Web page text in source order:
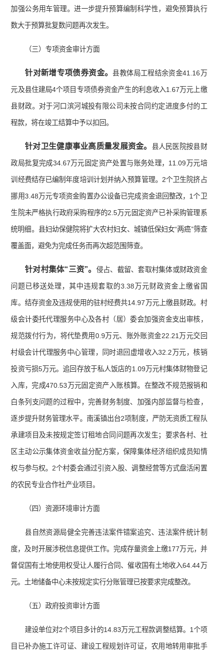
加强公务用车管理。进一步提升预算编制科学性，避免预算执行
数大于预算批复数问题再次发生。
（三）专项资金审计方面
针对新增专项债券资金。县教体局工程结余资金41.16万
元及县住建局4个项目专项债券资金产生的利息收入1.67万元上缴
县财政。对于河口滨河城投有限公司未按合同约定进度多付的工
程款，将在竣工结算中予以扣回。
针对卫生健康事业高质量发展资金。 县人民医院按县财
政局批复完成34.67万元固定资产处置与账务处理，11.09万元培
训经费结存已编制年度培训计划并纳入预算管理。2个卫生院挤占
挪用3.48万元专项资金购置办公设备已完成资金退回整改，1个卫
生院未严格执行政府采购程序的2.5万元固定资产已补采购管理系
统明细。县妇幼保健院将扩大农村妇女、城镇低保妇女“两癌”筛查
覆盖面，避免为完成任务而再次超范围筛查。
针对村集体“三资”。 侵占、截留、套取村集体或财政资金
问题已移送处理，其中违规套取的3.38万元财政资金上缴省国
库。结存资金及违规使用的驻村经费共14.97万元上缴县财政。村
级会计委托代理服务中心及各村（居）委会加强资金支出审核，
规范拨付行为，将代垫费用0.9万元、账外账资金22.21万元交回
村级会计代理服务中心管理，同时退回虚增收入32.2万元，核销
投资亏损5万元。追回存放于私人饭店的1.09万元村集体财物登记
入库，完成470.53万元固定资产入账核算。在整改不规范报销和
白条列支问题的过程中，完善财务制度、加强内部监督与检查，
逐步提升财务管理水平。南溪镇出台2项制度，严防无资质工程队
承建项目及未按规定签订租地合同问题再次发生；要求各村、社
区主动公示集体资金收益分配方案，保障集体经济组织成员知情
权与参与权。2个村委会通过引资入股、调整经营等方式盘活闲置
的农民专业合作社产业项目。
（四）资源环境审计方面
县自然资源局健全完善违法案件错案追究、违法案件统计制
度，及时开展涉税信息提供工作。完成存量资金上缴177万元，并
督促国有土地使用权受让人履行合同、催收国有土地收入64.44万
元。土地储备中心未按规定实行分账管理已按要求完成整改。
（五）政府投资审计方面
建设单位对2个项目多计的14.83万元工程款调整结算。1个项
目已补办施工许可证、建设工程规划许可证，农用地转用审批手